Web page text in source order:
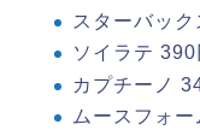
スターバッ
ソイラテ 390
カプチーノ
ムースフォ